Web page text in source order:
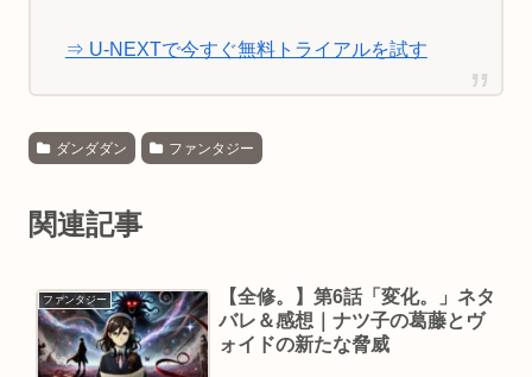
⇒ U-NEXTで今すぐ無料トライアルを試す
ダンダダン ファンタジー
関連記事
ファンタジー
【全修。】第6話「変化。」ネタ
バレ＆感想｜ナツ子の葛藤とヴ
ォイドの新たな脅威